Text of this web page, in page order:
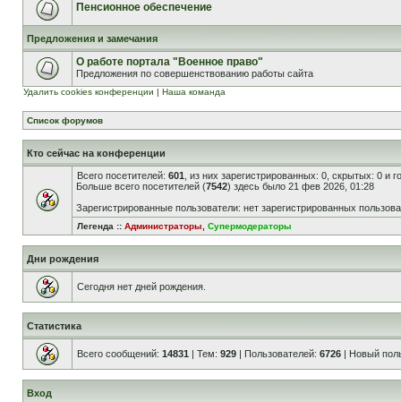
Пенсионное обеспечение
Предложения и замечания
О работе портала "Военное право"
Предложения по совершенствованию работы сайта
Удалить cookies конференции | Наша команда
Список форумов
Кто сейчас на конференции
Всего посетителей: 601 , из них зарегистрированных: 0, скрытых: 0 и
Больше всего посетителей (7542) здесь было 21 фев 2026, 01:28
Зарегистрированные пользователи: нет зарегистрированных
Легенда :: Администраторы Супермодераторы
Дни рождения
Сегодня нет дней рождения.
Статистика
Всего сообщений: 14831 | Тем: 929 | Пользователей: 6726 | Новый
Вход